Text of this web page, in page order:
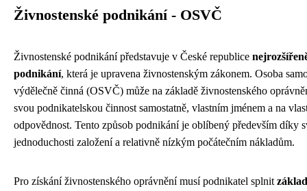
Živnostenské podnikání - OSVČ
Živnostenské podnikání představuje v České republice
podnikání, která je upravena živnostenským zákonem. Osoba
výdělečně činná (OSVČ) může na základě živnostenského
svou podnikatelskou činnost samostatně, vlastním jménem a na
odpovědnost. Tento způsob podnikání je oblíbený především díky
jednoduchosti založení a relativně nízkým počátečním nákladům.
Pro získání živnostenského oprávnění musí podnikatel splnit